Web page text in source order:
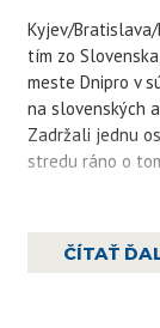
Kyjev/Bratislava/
tím zo
meste Dnipro v
na slovenských
Zadržali jednu
stredu ráno o
jednotkou
ČÍTAŤ